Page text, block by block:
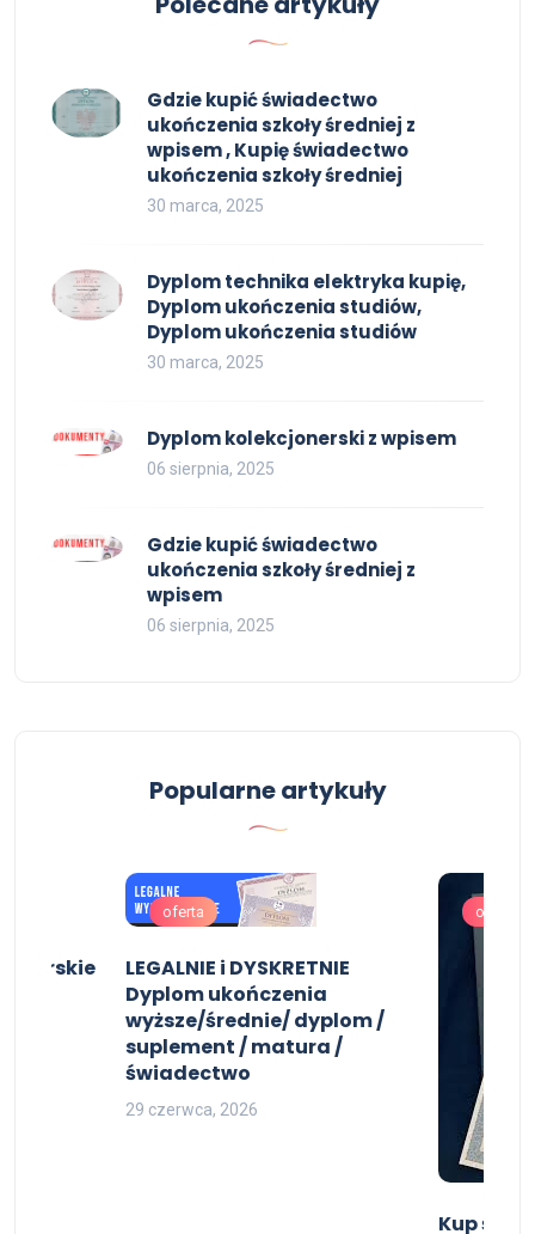
Gdzie kupić świadectwo
ukończenia szkoły średniej z
wpisem , Kupię świadectwo
ukończenia szkoły średniej
30 marca, 2025
Dyplom technika elektryka kupię,
Dyplom ukończenia studiów,
Dyplom ukończenia studiów
30 marca, 2025
Dyplom kolekcjonerski z wpisem
06 sierpnia, 2025
Gdzie kupić świadectwo
ukończenia szkoły średniej z
wpisem
06 sierpnia, 2025
Popularne artykuły
oferta
LEGALNIE i DYSKRETNIE
Dyplom ukończenia
wyższe/średnie/ dyplom /
suplement / matura /
świadectwo
29 czerwca, 2026
oferta
Kup